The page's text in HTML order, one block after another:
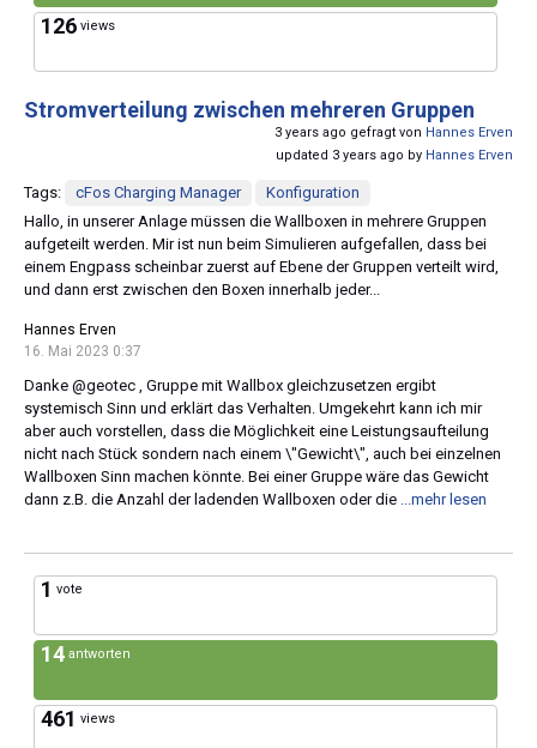
126 views
Stromverteilung zwischen mehreren Gruppen
3 years ago gefragt von Hannes Erven
updated 3 years ago by Hannes Erven
Tags: cFos Charging Manager
Konfiguration
Hallo, in unserer Anlage müssen die Wallboxen in mehrere Gruppen
aufgeteilt werden. Mir ist nun beim Simulieren aufgefallen, dass bei
einem Engpass scheinbar zuerst auf Ebene der Gruppen verteilt wird,
und dann erst zwischen den Boxen innerhalb jeder...
Hannes Erven
16. Mai 2023 0:37
Danke @geotec , Gruppe mit Wallbox gleichzusetzen ergibt
systemisch Sinn und erklärt das Verhalten. Umgekehrt kann ich mir
aber auch vorstellen, dass die Möglichkeit eine Leistungsaufteilung
nicht nach Stück sondern nach einem \"Gewicht\", auch bei einzelnen
Wallboxen Sinn machen könnte. Bei einer Gruppe wäre das Gewicht
dann z.B. die Anzahl der ladenden Wallboxen oder die ...mehr lesen
1 vote
14 antworten
461 views